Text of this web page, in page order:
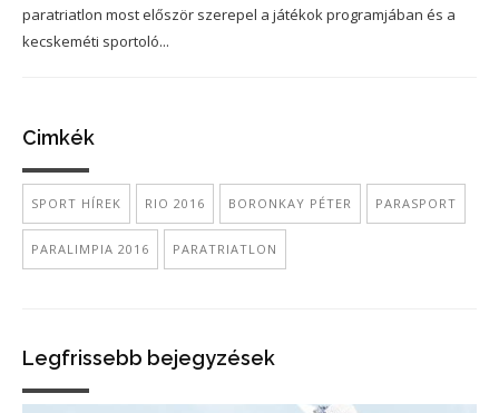
paratriatlon most először szerepel a játékok programjában és a
kecskeméti sportoló...
Cimkék
SPORT HÍREK RIO 2016 BORONKAY PÉTER PARASPORT
PARALIMPIA 2016 PARATRIATLON
Legfrissebb bejegyzések